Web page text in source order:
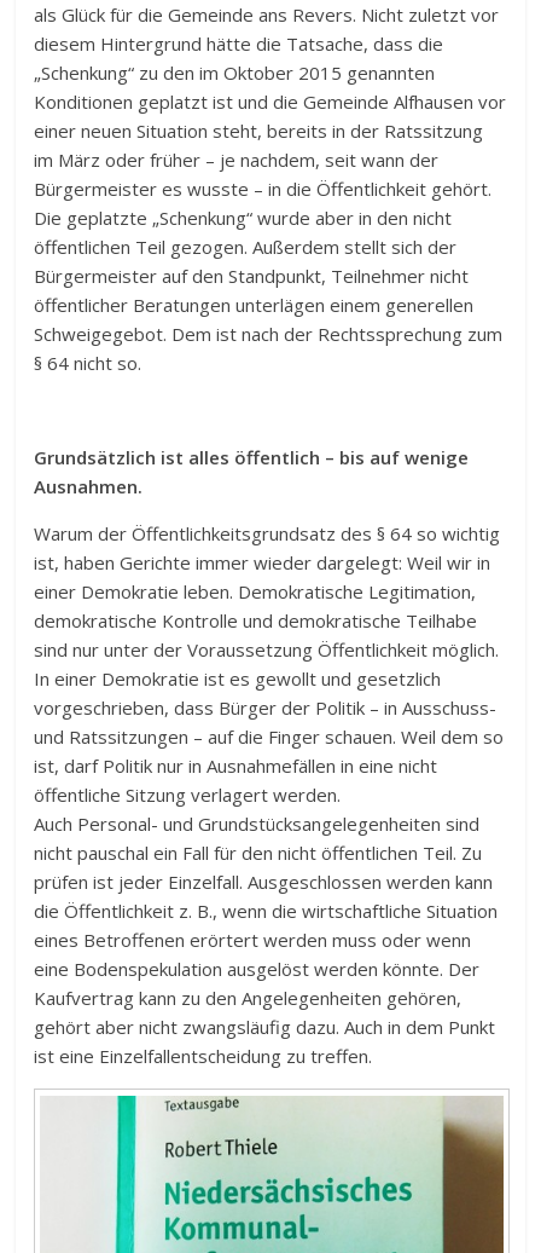
als Glück für die Gemeinde ans Revers. Nicht zuletzt vor
diesem Hintergrund hätte die Tatsache, dass die
„Schenkung“ zu den im Oktober 2015 genannten
Konditionen geplatzt ist und die Gemeinde Alfhausen vor
einer neuen Situation steht, bereits in der Ratssitzung
im März oder früher – je nachdem, seit wann der
Bürgermeister es wusste – in die Öffentlichkeit gehört.
Die geplatzte „Schenkung“ wurde aber in den nicht
öffentlichen Teil gezogen. Außerdem stellt sich der
Bürgermeister auf den Standpunkt, Teilnehmer nicht
öffentlicher Beratungen unterlägen einem generellen
Schweigegebot. Dem ist nach der Rechtssprechung zum
§ 64 nicht so.
Grundsätzlich ist alles öffentlich – bis auf wenige
Ausnahmen.
Warum der Öffentlichkeitsgrundsatz des § 64 so wichtig
ist, haben Gerichte immer wieder dargelegt: Weil wir in
einer Demokratie leben. Demokratische Legitimation,
demokratische Kontrolle und demokratische Teilhabe
sind nur unter der Voraussetzung Öffentlichkeit möglich.
In einer Demokratie ist es gewollt und gesetzlich
vorgeschrieben, dass Bürger der Politik – in Ausschuss-
und Ratssitzungen – auf die Finger schauen. Weil dem so
ist, darf Politik nur in Ausnahmefällen in eine nicht
öffentliche Sitzung verlagert werden.
Auch Personal- und Grundstücksangelegenheiten sind
nicht pauschal ein Fall für den nicht öffentlichen Teil. Zu
prüfen ist jeder Einzelfall. Ausgeschlossen werden kann
die Öffentlichkeit z. B., wenn die wirtschaftliche Situation
eines Betroffenen erörtert werden muss oder wenn
eine Bodenspekulation ausgelöst werden könnte. Der
Kaufvertrag kann zu den Angelegenheiten gehören,
gehört aber nicht zwangsläufig dazu. Auch in dem Punkt
ist eine Einzelfallentscheidung zu treffen.